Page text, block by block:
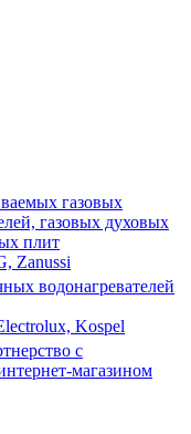
газовых
газовых духовых
плит
Zanussi
водонагревателей
Kospel
с
магазином